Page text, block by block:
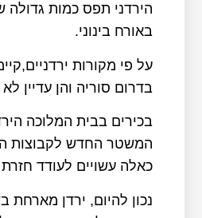
הירדני תפס כמות גדולה
באורח בינוני.
על פי מקורות
בדרום סוריה והן עדיין
בכירים בבית המלוכה
המשטר החדש לקבוצות
כאלה עשויים לעודד